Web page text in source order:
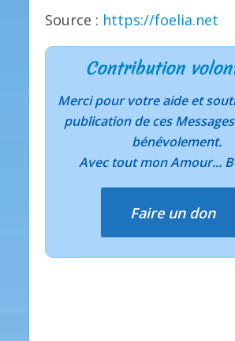
Source : https://foelia.net
Contribution
Merci pour votre aide et
publication de ces
bénévolement.
Avec tout mon Amour...
Faire un don